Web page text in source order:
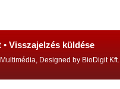
• Visszajelzés küldése
Designed by BioDigit Kft.